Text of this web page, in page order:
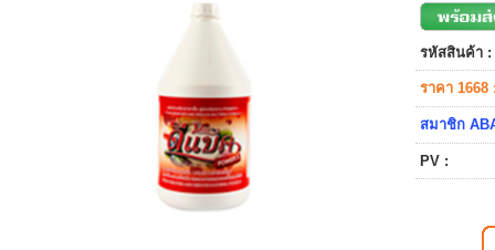
รหัสสินค้า :
ราคา 1668
สมาชิก
PV :